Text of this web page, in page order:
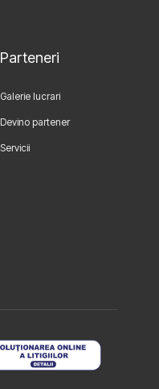
Parteneri
Galerie lucrari
Devino partener
Servicii